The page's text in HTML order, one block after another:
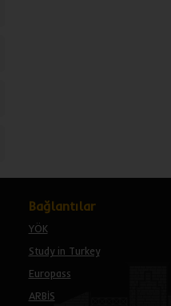
Bağlantılar
YÖK
Study in Turkey
Europass
ARBİS